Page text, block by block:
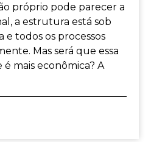
próprio pode parecer a
a estrutura está sob
todos os processos
Mas será que essa
mais econômica? A